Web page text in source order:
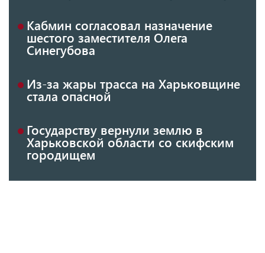
Кабмин согласовал назначение
шестого заместителя Олега
Синегубова
Из-за жары трасса на Харьковщине
стала опасной
Государству вернули землю в
Харьковской области со скифским
городищем